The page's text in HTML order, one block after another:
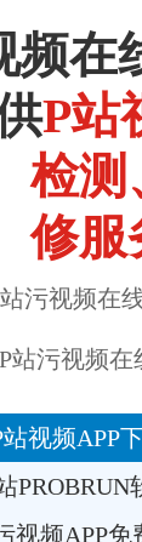
频在
P站
检测
修服
污视频在
站污视频
站视频APP
PROBRUN
视频APP免